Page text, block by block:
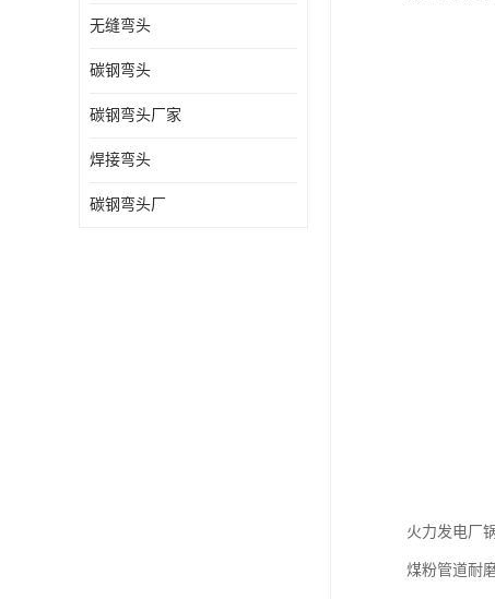
无缝弯头
碳钢弯头
碳钢弯头厂家
焊接弯头
碳钢弯头厂
火力发电厂
煤粉管道耐